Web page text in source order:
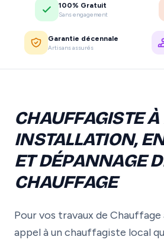
100% Gratuit
Sans engagement
Garantie décennale
Artisans assurés
CHAUFFAGISTE À
INSTALLATION,
ET DÉPANNAGE
CHAUFFAGE
Pour vos travaux de
appel à un chauffagiste local